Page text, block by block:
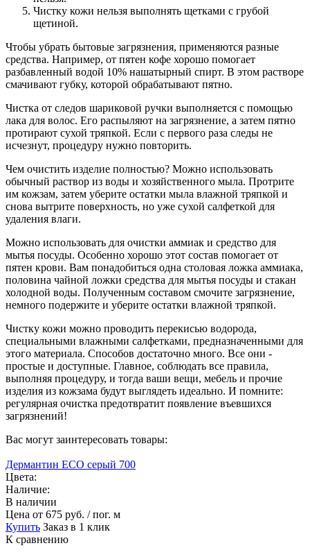
Чистку кожи нельзя выполнять щетками с грубой
щетиной.
Чтобы убрать бытовые загрязнения, применяются разные
средства. Например, от пятен кофе хорошо помогает
разбавленный водой 10% нашатырный спирт. В этом растворе
смачивают губку, которой обрабатывают пятно.
Чистка от следов шариковой ручки выполняется с помощью
лака для волос. Его распыляют на загрязнение, а затем пятно
протирают сухой тряпкой. Если с первого раза следы не
исчезнут, процедуру нужно повторить.
Чем очистить изделие полностью? Можно использовать
обычный раствор из воды и хозяйственного мыла. Протрите
им кожзам, затем уберите остатки мыла влажной тряпкой и
снова вытрите поверхность, но уже сухой салфеткой для
удаления влаги.
Можно использовать для очистки аммиак и средство для
мытья посуды. Особенно хорошо этот состав помогает от
пятен крови. Вам понадобиться одна столовая ложка аммиака,
половина чайной ложки средства для мытья посуды и стакан
холодной воды. Полученным составом смочите загрязнение,
немного подержите и уберите остатки влажной тряпкой.
Чистку кожи можно проводить перекисью водорода,
специальными влажными салфетками, предназначенными для
этого материала. Способов достаточно много. Все они -
простые и доступные. Главное, соблюдать все правила,
выполняя процедуру, и тогда ваши вещи, мебель и прочие
изделия из кожзама будут выглядеть идеально. И помните:
регулярная очистка предотвратит появление въевшихся
загрязнений!
Вас могут заинтересовать товары:
Дермантин ECO серый 700
Цвета:
Наличие:
В наличии
Цена от 675 руб. / пог. м
Купить Заказ в 1 клик
К сравнению